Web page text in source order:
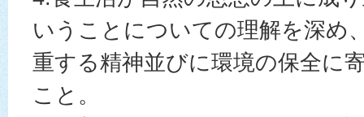
いうことについての理解を深め
重する精神並びに環境の保全に
こと。